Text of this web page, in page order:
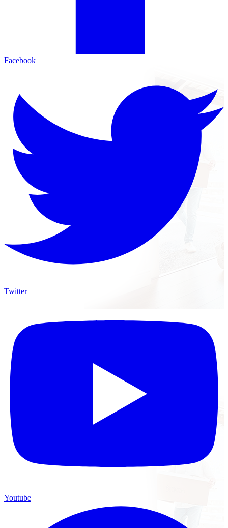
Facebook
Twitter
Youtube